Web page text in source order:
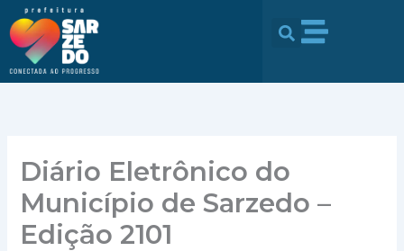
conteúdo
para
conteúdo
Diário Eletrônico do
Município de Sarzedo –
Edição 2101